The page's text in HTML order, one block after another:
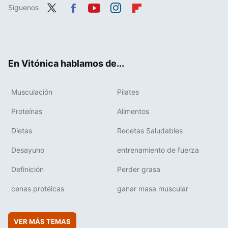
Síguenos
En Vitónica hablamos de...
Musculación Pilates
Proteínas Alimentos
Dietas Recetas Saludables
Desayuno entrenamiento de fuerza
Definición Perder grasa
cenas protéicas ganar masa muscular
VER MÁS TEMAS